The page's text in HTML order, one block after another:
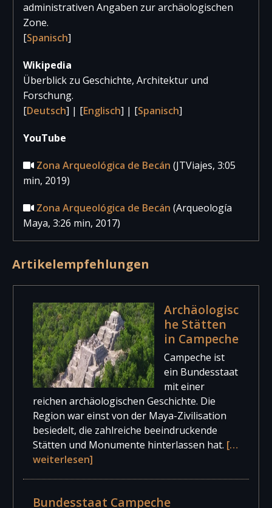
administrativen Angaben zur archäologischen
Zone.
[Spanisch]
Wikipedia
Überblick zu Geschichte, Architektur und
Forschung.
[Deutsch] | [Englisch] | [Spanisch]
YouTube
Zona Arqueológica de Becán (JTViajes, 3:05
min, 2019)
Zona Arqueológica de Becán (Arqueología
Maya, 3:26 min, 2017)
Artikelempfehlungen
Archäologisc
he Stätten
in Campeche
Campeche ist
ein Bundesstaat
mit einer
reichen archäologischen Geschichte. Die
Region war einst von der Maya-Zivilisation
besiedelt, die zahlreiche beeindruckende
Stätten und Monumente hinterlassen hat. […
weiterlesen]
Bundesstaat Campeche